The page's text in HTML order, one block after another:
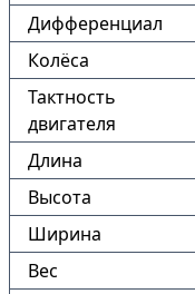
Дифференциал
Колёса
Тактность
двигателя
Длина
Высота
Ширина
Вес